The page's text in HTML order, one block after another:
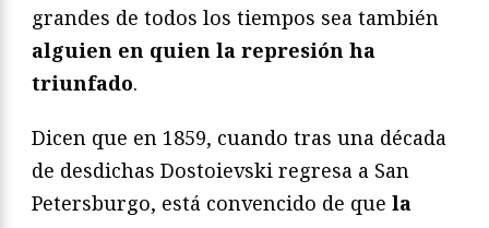
grandes de todos los tiempos sea también
alguien en quien la represión ha
triunfado.
Dicen que en 1859, cuando tras una década
de desdichas Dostoievski regresa a San
Petersburgo, está convencido de que la